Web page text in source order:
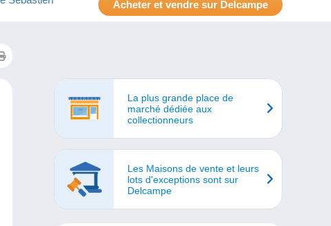
Acheter et vendre sur Delcampe
La plus grande place de
marché dédiée aux
collectionneurs
Les Maisons de vente et leurs
lots d'exceptions sont sur
Delcampe